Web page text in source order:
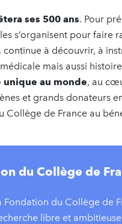
ses 500 ans. Pour
s’organisent pour faire
à découvrir, à
mais aussi
unique au monde, au
et grands donateurs
Collège de France au
du Collège de
du Collège de
libre et